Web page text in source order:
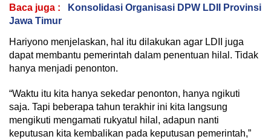
Baca juga :
Konsolidasi Organisasi DPW LDII Provinsi
Jawa Timur
Hariyono menjelaskan, hal itu dilakukan agar LDII juga
dapat membantu pemerintah dalam penentuan hilal. Tidak
hanya menjadi penonton.
“Waktu itu kita hanya sekedar penonton, hanya ngikuti
saja. Tapi beberapa tahun terakhir ini kita langsung
mengikuti mengamati rukyatul hilal, adapun nanti
keputusan kita kembalikan pada keputusan pemerintah,”